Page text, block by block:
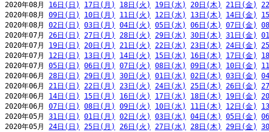
2020年08月 16日(日) 17日(月) 18日(火) 19日(水) 20日(木) 21日(金)
2020年08月 09日(日) 10日(月) 11日(火) 12日(水) 13日(木) 14日(金)
2020年08月 02日(日) 03日(月) 04日(火) 05日(水) 06日(木) 07日(金)
2020年07月 26日(日) 27日(月) 28日(火) 29日(水) 30日(木) 31日(金)
2020年07月 19日(日) 20日(月) 21日(火) 22日(水) 23日(木) 24日(金)
2020年07月 12日(日) 13日(月) 14日(火) 15日(水) 16日(木) 17日(金)
2020年07月 05日(日) 06日(月) 07日(火) 08日(水) 09日(木) 10日(金)
2020年06月 28日(日) 29日(月) 30日(火) 01日(水) 02日(木) 03日(金)
2020年06月 21日(日) 22日(月) 23日(火) 24日(水) 25日(木) 26日(金)
2020年06月 14日(日) 15日(月) 16日(火) 17日(水) 18日(木) 19日(金)
2020年06月 07日(日) 08日(月) 09日(火) 10日(水) 11日(木) 12日(金)
2020年05月 31日(日) 01日(月) 02日(火) 03日(水) 04日(木) 05日(金)
2020年05月 24日(日) 25日(月) 26日(火) 27日(水) 28日(木) 29日(金)